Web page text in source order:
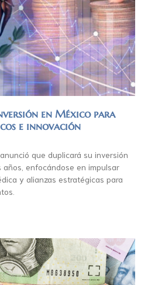
en México para
e innovación
que duplicará su inversión
años, enfocándose en impulsar
y alianzas estratégicas para